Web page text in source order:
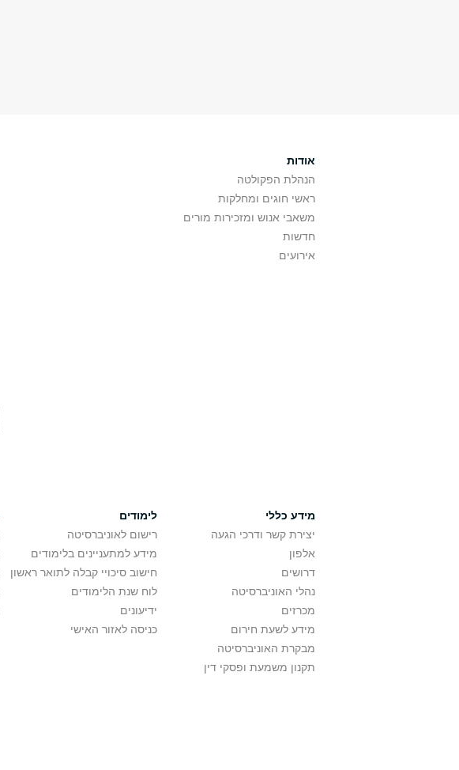
אודות
הנהלת הפקולטה
ראשי חוגים ומחלקות
משאבי אנוש ומזכירות מורים
חדשות
אירועים
מידע כללי
יצירת קשר ודרכי הגעה
אלפון
דרושים
נהלי האוניברסיטה
מכרזים
מידע לשעת חירום
מבקרת האוניברסיטה
תקנון משמעת ופסקי דין
לימודים
רישום לאוניברסיטה
מידע למתעניינים בלימודים
חישוב סיכויי קבלה לתואר ראשון
לוח שנת הלימודים
ידיעונים
כניסה לאזור האישי